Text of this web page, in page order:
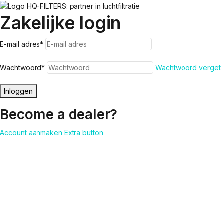
Zakelijke login
E-mail adres*
Wachtwoord* Wachtwoord
Inloggen
Become a dealer?
Account aanmaken Extra button